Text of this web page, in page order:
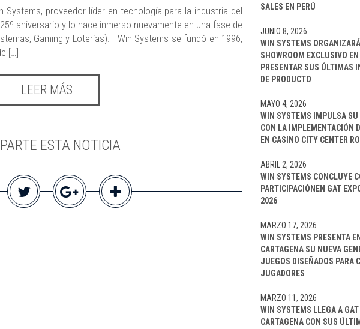
Systems, proveedor líder en tecnología para la industria del
aniversario y lo hace inmerso nuevamente en una fase de
Gaming y Loterías). Win Systems se fundó en 1996,
[…]
LEER MÁS
ESTA NOTICIA
SALES EN PERÚ
WIN SYSTEMS
SHOWROOM EXCLUSIVO
PRESENTAR SUS ÚLTIMAS
DE PRODUCTO
JUNIO 8, 2026
WIN SYSTEMS IMPULSA SU
CON LA IMPLEMENTACIÓN
EN CASINO CITY CENTER
MAYO 4, 2026
WIN SYSTEMS CONCLUYE
PARTICIPACIÓNEN GAT
2026
ABRIL 2, 2026
WIN SYSTEMS PRESENTA
CARTAGENA SU NUEVA
JUEGOS DISEÑADOS PARA
JUGADORES
MARZO 17, 2026
WIN SYSTEMS LLEGA A GAT
CARTAGENA CON SUS
MARZO 11, 2026